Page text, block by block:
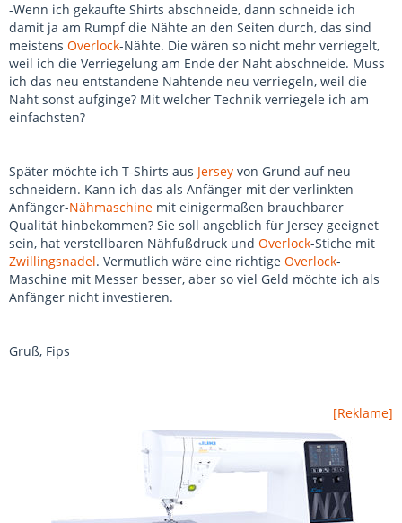
-Wenn ich gekaufte Shirts abschneide, dann schneide ich
damit ja am Rumpf die Nähte an den Seiten durch, das sind
meistens Overlock-Nähte. Die wären so nicht mehr verriegelt,
weil ich die Verriegelung am Ende der Naht abschneide. Muss
ich das neu entstandene Nahtende neu verriegeln, weil die
Naht sonst aufginge? Mit welcher Technik verriegele ich am
einfachsten?
Später möchte ich T-Shirts aus Jersey von Grund auf neu
schneidern. Kann ich das als Anfänger mit der verlinkten
Anfänger-Nähmaschine mit einigermaßen brauchbarer
Qualität hinbekommen? Sie soll angeblich für Jersey geeignet
sein, hat verstellbaren Nähfußdruck und Overlock-Stiche mit
Zwillingsnadel. Vermutlich wäre eine richtige Overlock-
Maschine mit Messer besser, aber so viel Geld möchte ich als
Anfänger nicht investieren.
Gruß, Fips
[Reklame]